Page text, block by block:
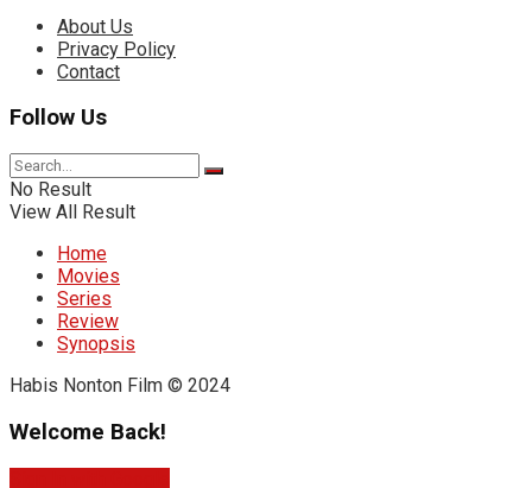
About Us
Privacy Policy
Contact
Follow Us
No Result
View All Result
Home
Movies
Series
Review
Synopsis
Habis Nonton Film © 2024
Welcome Back!